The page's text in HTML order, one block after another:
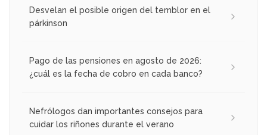
Desvelan el posible origen del temblor en el
párkinson
Pago de las pensiones en agosto de 2026:
¿cuál es la fecha de cobro en cada banco?
Nefrólogos dan importantes consejos para
cuidar los riñones durante el verano